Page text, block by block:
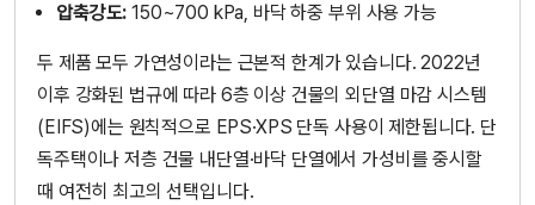
압축강도: 150~700 kPa, 바닥 하중 부위 사용 가능
두 제품 모두 가연성이라는 근본적 한계가 있습니다. 2022년
이후 강화된 법규에 따라 6층 이상 건물의 외단열 마감 시스템
(EIFS)에는 원칙적으로 EPS·XPS 단독 사용이 제한됩니다. 단
독주택이나 저층 건물 내단열·바닥 단열에서 가성비를 중시할
때 여전히 최고의 선택입니다.